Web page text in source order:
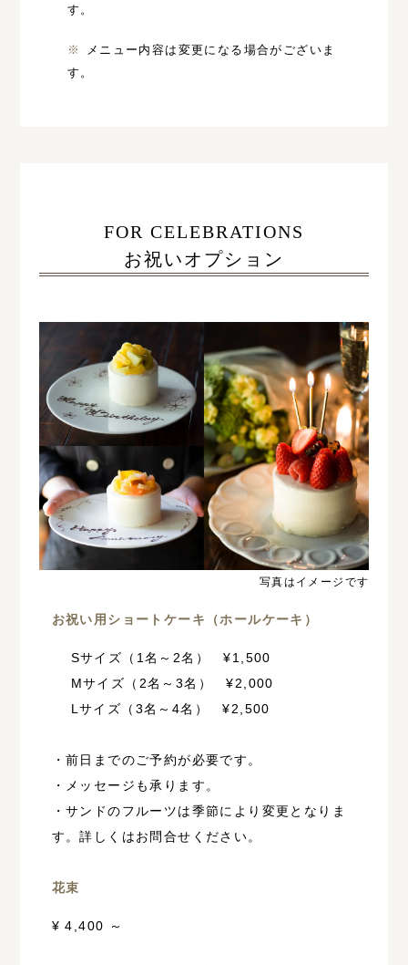
す。
メニュー内容は変更になる場合がございま
す。
FOR CELEBRATIONS
お祝いオプション
写真はイメージです
お祝い用ショートケーキ（ホールケーキ）
Sサイズ（1名～2名） ¥1,500
Mサイズ（2名～3名） ¥2,000
Lサイズ（3名～4名） ¥2,500
・前日までのご予約が必要です。
・メッセージも承ります。
・サンドのフルーツは季節により変更となりま
す。詳しくはお問合せください。
花束
¥ 4,400 ～